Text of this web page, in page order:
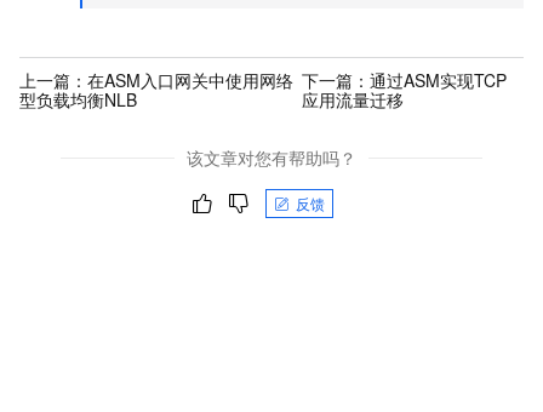
上一篇： 在ASM入口网关中使用网络
型负载均衡NLB
下一篇：通过ASM实现TCP
应用流量迁移
该文章对您有帮助吗？
反馈